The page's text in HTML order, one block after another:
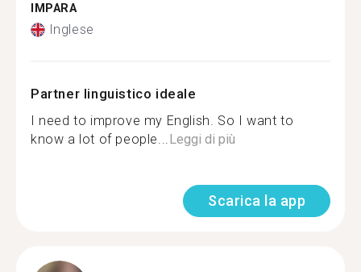
IMPARA
Inglese
Partner linguistico ideale
I need to improve my English. So I want to
know a lot of people...Leggi di più
Scarica la app